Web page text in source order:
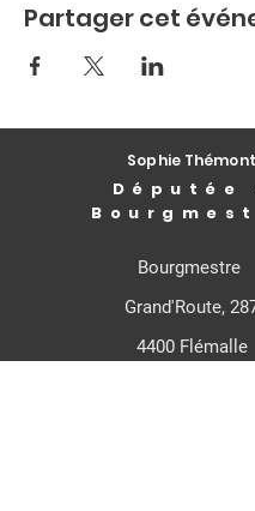
Partager cet
Sophie Thémont
Députée
Bourgmestre
Grand'Route,
4400 Flémalle